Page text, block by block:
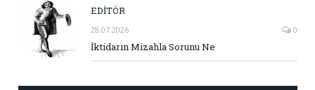
EDİTÖR
28.07.2026 0
İktidarın Mizahla Sorunu Ne